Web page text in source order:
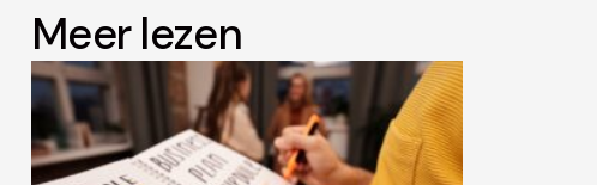
Meer lezen